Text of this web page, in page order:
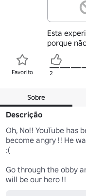
Esta
porque
Favorito 2
Sobre
Descrição
Oh, No!! YouTube has
become angry !! He
:(
Go through the obby
will be our hero !!